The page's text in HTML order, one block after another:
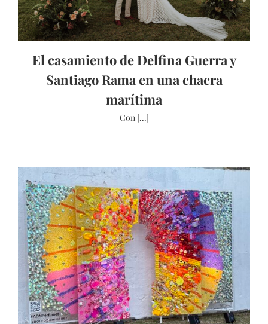
El casamiento de Delfina Guerra y
Santiago Rama en una chacra
marítima
Con [...]